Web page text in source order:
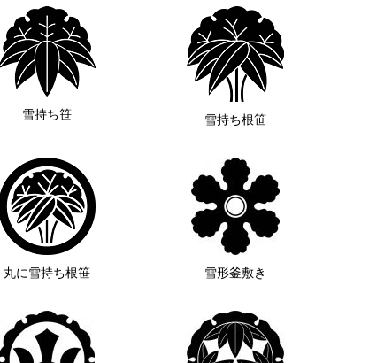
雪持ち笹 雪持ち根笹
丸に雪持ち根笹 雪形釜敷き